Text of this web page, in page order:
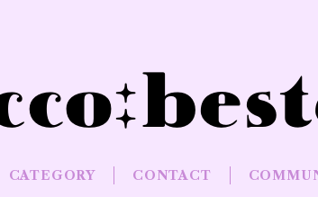
CATEGORY CONTACT